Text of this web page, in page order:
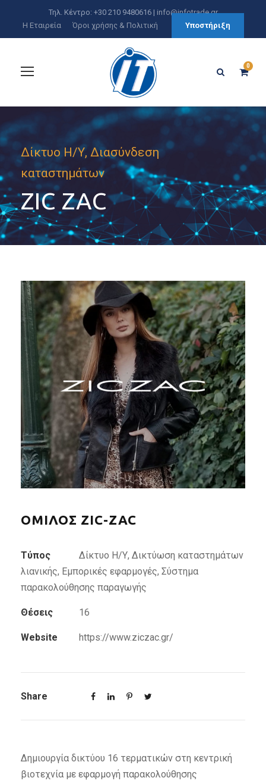
Τηλ. Κέντρο: +30 210 9480616 | info@infotrade.gr
Η Εταιρεία
Όροι χρήσης & Πολιτική Υποστήριξη
0
Δίκτυο Η/Υ, Διασύνδεση
καταστημάτων
ZIC ZAC
ΟΜΙΛΟΣ ZIC-ZAC
Τύπος
Δίκτυο Η/Υ, Δικτύωση καταστημάτων
λιανικής, Εμπορικές εφαρμογές, Σύστημα
παρακολούθησης παραγωγής
Θέσεις 16
Website https://www.ziczac.gr/
Share
Δημιουργία δικτύου 16 τερματικών στη κεντρική
βιοτεχνία με εφαρμογή παρακολούθησης